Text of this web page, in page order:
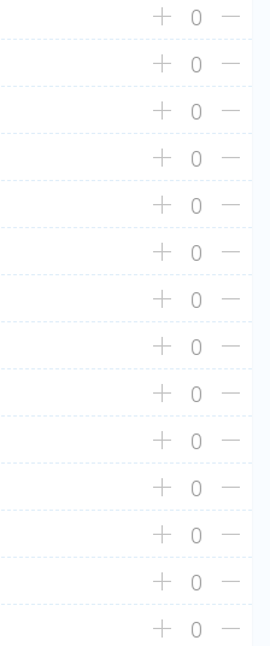
0
0
0
0
0
0
0
0
0
0
0
0
0
0